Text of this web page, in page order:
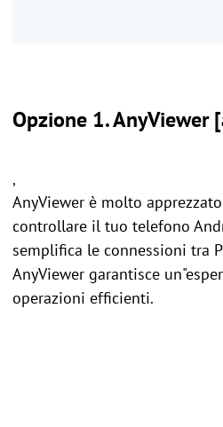
Opzione 1. AnyViewer
,
AnyViewer è molto
controllare il tuo telefono
semplifica le connessioni tra
AnyViewer garantisce
operazioni efficienti.